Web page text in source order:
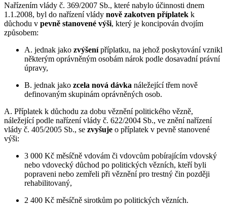
Nařízením vlády č. 369/2007 Sb., které nabylo účinnosti dnem
1.1.2008, byl do nařízení vlády nově zakotven příplatek k
důchodu v pevně stanovené výši, který je koncipován dvojím
způsobem:
A. jednak jako zvýšenípříplatku, na jehož poskytování vznikl
některým oprávněným osobám nárok podle dosavadní právní
úpravy,
B. jednak jako zcela nová dávka náležející třem nově
definovaným skupinám oprávněných osob.
A. Příplatek k důchodu za dobu věznění politického vězně,
náležející podle nařízení vlády č. 622/2004 Sb., ve znění nařízení
vlády č. 405/2005 Sb., se zvyšuje o příplatek v pevně stanovené
výši:
3 000 Kč měsíčně vdovám či vdovcům pobírajícím vdovský
nebo vdovecký důchod po politických vězních, kteří byli
popraveni nebo zemřeli při věznění pro trestný čin později
rehabilitovaný,
2 400 Kč měsíčně sirotkům po politických vězních.